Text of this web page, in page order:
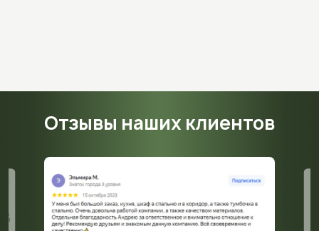
Отзывы наших клиентов